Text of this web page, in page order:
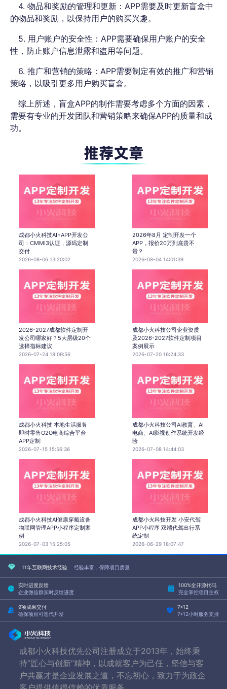
4. 物品和奖励的管理和更新：APP需要及时更新盲盒中
的物品和奖励，以保持用户的购买兴趣。
5. 用户账户的安全性：APP需要确保用户账户的安全
性，防止账户信息泄露和盗用等问题。
6. 推广和营销的策略：APP需要制定有效的推广和营销
策略，以吸引更多用户购买盲盒。
综上所述，盲盒APP的制作需要考虑多个方面的因素，
需要有专业的开发团队和营销策略来确保APP的质量和成
功。
成都小火科技AI+APP开发公
司：CMMI3认证，源码定制
交付
2026-08-06 13:20:02
2026年8月 定制开发一个
APP，报价20万到底贵不
贵？
2026-08-04 14:01:39
2026-2027成都软件定制开
发公司哪家好？5大层级20个
选择指标建议
2026-07-24 18:09:56
成都小火科技公司企业资质
及2026-2027软件定制项目
案例展示
2026-07-20 16:24:33
成都小火科技 本地生活服务
即时零售O2O电商综合平台
APP定制
2026-07-15 15:56:36
成都小火科技公司AI教育、AI
电商、AI影视创作系统开发经
验
2026-07-08 14:44:03
成都小火科技AI健康穿戴设备
物联网管理APP小程序定制案
例
2026-07-03 15:25:05
成都小火科技开发 小安代驾
APP小程序 双端代驾出行系
统定制
2026-06-29 18:07:47
11年互联网技术经验 经验丰富，保障项目质量
实时进度反馈
企业微信群实时反馈进度
100%全开源代码
完全掌控项目主权
9项成果交付
确保项目可迭代开发
7*12
7*12小时服务支持
成都小火科技优先公司注册成立于2013年，始终秉
持“匠心与创新”精神，以成就客户为己任，坚信与客
户共赢才是企业发展之道，不忘初心，致力于为政企